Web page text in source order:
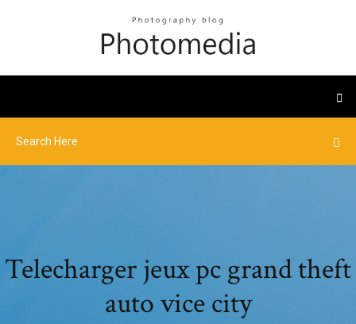
Telecharger jeux pc grand theft
auto vice city